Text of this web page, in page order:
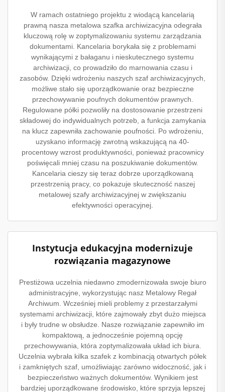
W ramach ostatniego projektu z wiodącą kancelarią
prawną nasza metalowa szafka archiwizacyjna odegrała
kluczową rolę w zoptymalizowaniu systemu zarządzania
dokumentami. Kancelaria borykała się z problemami
wynikającymi z bałaganu i nieskutecznego systemu
archiwizacji, co prowadziło do marnowania czasu i
zasobów. Dzięki wdrożeniu naszych szaf archiwizacyjnych,
możliwe stało się uporządkowanie oraz bezpieczne
przechowywanie poufnych dokumentów prawnych.
Regulowane półki pozwoliły na dostosowanie przestrzeni
składowej do indywidualnych potrzeb, a funkcja zamykania
na klucz zapewniła zachowanie poufności. Po wdrożeniu,
uzyskano informację zwrotną wskazującą na 40-
procentowy wzrost produktywności, ponieważ pracownicy
poświęcali mniej czasu na poszukiwanie dokumentów.
Kancelaria cieszy się teraz dobrze uporządkowaną
przestrzenią pracy, co pokazuje skuteczność naszej
metalowej szafy archiwizacyjnej w zwiększaniu
efektywności operacyjnej.
Instytucja edukacyjna modernizuje
rozwiązania magazynowe
Prestiżowa uczelnia niedawno zmodernizowała swoje biuro
administracyjne, wykorzystując nasz Metalowy Regał
Archiwum. Wcześniej mieli problemy z przestarzałymi
systemami archiwizacji, które zajmowały zbyt dużo miejsca
i były trudne w obsłudze. Nasze rozwiązanie zapewniło im
kompaktową, a jednocześnie pojemną opcję
przechowywania, która zoptymalizowała układ ich biura.
Uczelnia wybrała kilka szafek z kombinacją otwartych półek
i zamkniętych szaf, umożliwiając zarówno widoczność, jak i
bezpieczeństwo ważnych dokumentów. Wynikiem jest
bardziej uporządkowane środowisko, które sprzyja lepszej